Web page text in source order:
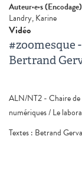
Auteur·e·s
Landry, Karine
Vidéo
#zoomesque
Bertrand
ALN/NT2 - Chaire de
numériques / Le
Textes : Betrand